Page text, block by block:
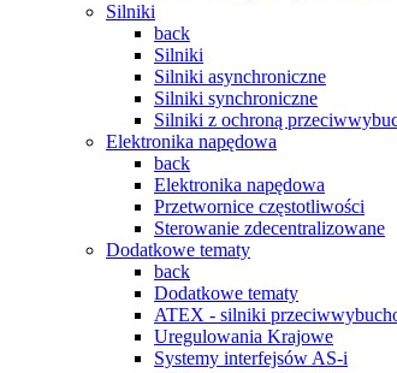
Silniki
back
Silniki
Silniki asynchroniczne
Silniki synchroniczne
Silniki z ochroną
Elektronika napędowa
back
Elektronika napędowa
Przetwornice częstotliwości
Sterowanie zdecentralizowane
Dodatkowe tematy
back
Dodatkowe tematy
ATEX - silniki
Uregulowania Krajowe
Systemy interfejsów AS-i